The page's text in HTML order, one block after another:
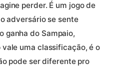
perder. É um jogo de
adversário se sente
ganha do Sampaio,
uma classificação, é o
pode ser diferente pro